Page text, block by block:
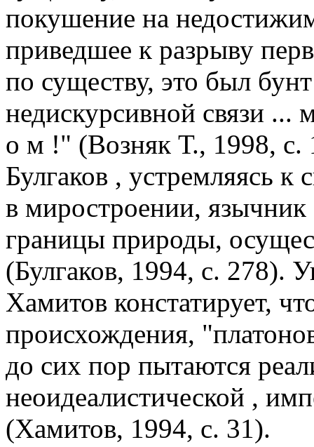
покушение на
приведшее к разрыву
по существу, это был
недискурсивной связи
о м !" (Возняк Т., 1998, с.
Булгаков , устремляясь
в миростроении, язычник
границы природы,
(Булгаков, 1994, с. 278).
Хамитов констатирует,
происхождения,
до сих пор пытаются
неоидеалистической ,
(Хамитов, 1994, с. 31).